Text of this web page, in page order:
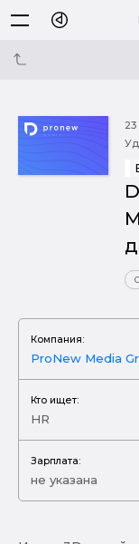
Компания:
ProNew Media
Кто ищет:
HR
Зарплата:
не указана